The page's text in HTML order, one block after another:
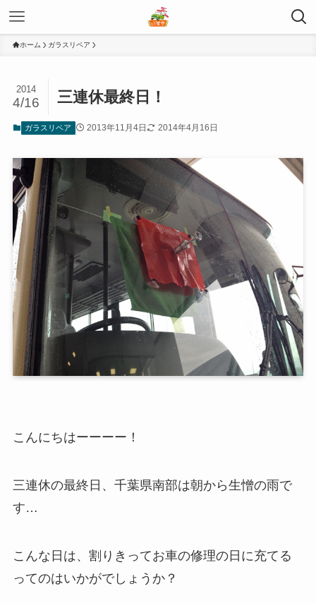
ホーム ガラスリペア
三連休最終日！
2014
4/16
ガラスリペア 2013年11月4日 2014年4月16日
こんにちはーーーー！
三連休の最終日、千葉県南部は朝から生憎の雨で
す…
こんな日は、割りきってお車の修理の日に充てる
ってのはいかがでしょうか？